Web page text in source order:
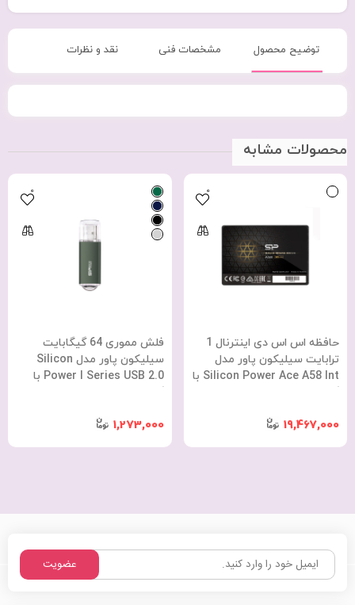
توضیح محصول مشخصات فنی نقد و نظرات
محصولات مشابه
حافظه اس اس دی اینترنال 1
ترابایت سیلیکون پاور مدل
Silicon Power Ace A58 Int با
19,467,000
0
فلش مموری 64 گیگابایت
سیلیکون پاور مدل Silicon
Power I Series USB 2.0 با
1,273,000
0
عضویت